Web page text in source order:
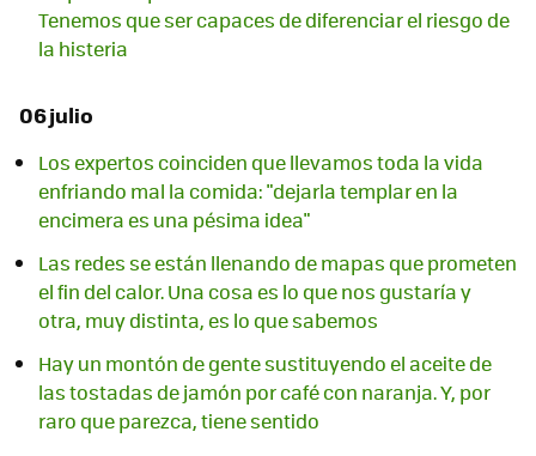
Tenemos que ser capaces de diferenciar el riesgo de
la histeria
06 julio
Los expertos coinciden que llevamos toda la vida
enfriando mal la comida: "dejarla templar en la
encimera es una pésima idea"
Las redes se están llenando de mapas que prometen
el fin del calor. Una cosa es lo que nos gustaría y
otra, muy distinta, es lo que sabemos
Hay un montón de gente sustituyendo el aceite de
las tostadas de jamón por café con naranja. Y, por
raro que parezca, tiene sentido